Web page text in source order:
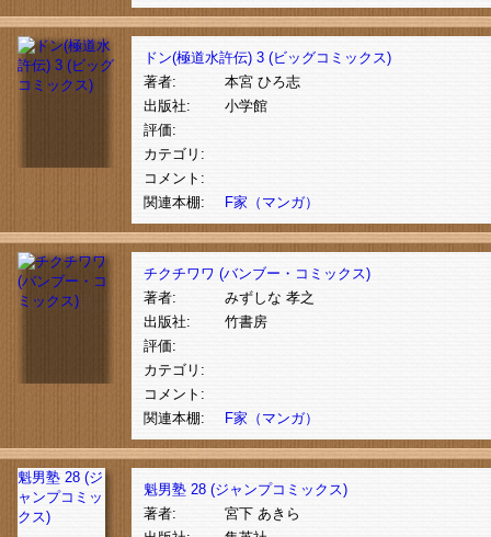
ドン(極道水許伝) 3 (ビッグコミックス)
著者:
本宮 ひろ志
出版社:
小学館
評価:
カテゴリ:
コメント:
関連本棚:
F家（マンガ）
チクチワワ (バンブー・コミックス)
著者:
みずしな 孝之
出版社:
竹書房
評価:
カテゴリ:
コメント:
関連本棚:
F家（マンガ）
魁男塾 28 (ジ
ャンプコミッ
クス)
魁男塾 28 (ジャンプコミックス)
著者:
宮下 あきら